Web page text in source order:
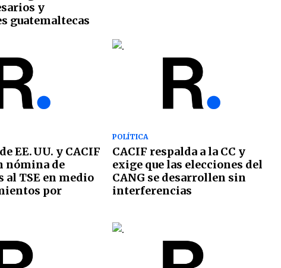
y
guatemaltecas
EE. UU. y CACIF
nómina de
al TSE en medio
por
POLÍTICA
CACIF respalda a la CC y
exige que las elecciones del
CANG se desarrollen sin
interferencias